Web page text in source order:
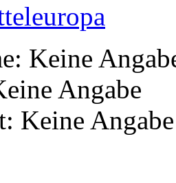
Keine
Angabe
Keine Angabe